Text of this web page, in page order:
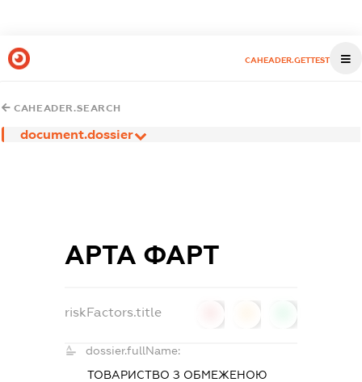
CAHEADER.GETTEST
CAHEADER.SEARCH
document.dossier
АРТА ФАРТ
riskFactors.title
dossier.fullName:
ТОВАРИСТВО З ОБМЕЖЕНОЮ